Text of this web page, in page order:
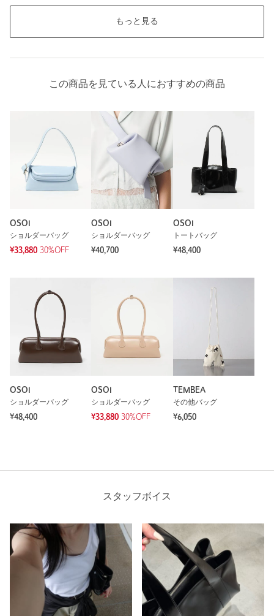
もっと見る
この商品を見ている人におすすめの商品
OSOI
ショルダーバッグ
¥33,880 30%OFF
OSOI
ショルダーバッグ
¥40,700
OSOI
トートバッグ
¥48,400
OSOI
ショルダーバッグ
¥48,400
OSOI
ショルダーバッグ
¥33,880 30%OFF
TEMBEA
その他バッグ
¥6,050
スタッフボイス